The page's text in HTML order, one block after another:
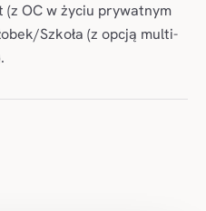
(z OC w życiu prywatnym
Szkoła (z opcją multi-